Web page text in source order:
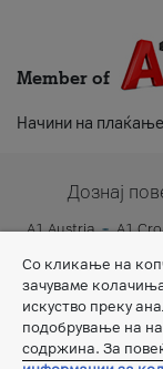
Member of
Начини на плаќање
Дознај
A1 Austria A1
Со кликање на
зачуваме
искуство преку
подобрување на
содржина. За